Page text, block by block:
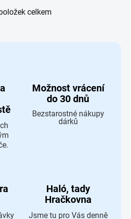
Ovládací prvky výpisu
celkem
Možnost vrácení
do 30 dnů
Bezstarostné nákupy
dárků
Haló, tady
Hračkovna
Jsme tu pro Vás denně